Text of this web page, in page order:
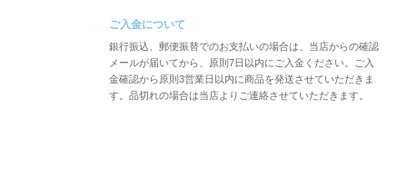
ご入金について
銀行振込、郵便振替でのお支払いの場合は、当店からの確認
メールが届いてから、原則7日以内にご入金ください。ご入
金確認から原則3営業日以内に商品を発送させていただきま
す。品切れの場合は当店よりご連絡させていただきます。